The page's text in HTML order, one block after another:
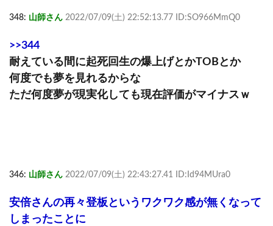
348: 山師さん 2022/07/09(土) 22:52:13.77 ID:SO966MmQ0
>>344
耐えている間に起死回生の爆上げとかTOBとか
何度でも夢を見れるからな
ただ何度夢が現実化しても現在評価がマイナスｗ
346: 山師さん 2022/07/09(土) 22:43:27.41 ID:Id94MUra0
安倍さんの再々登板というワクワク感が無くなって
しまったことに